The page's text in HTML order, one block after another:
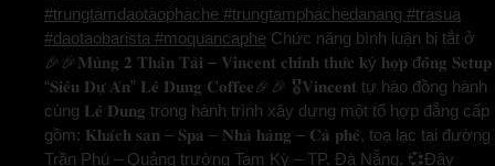
#trungtamdaotaophache #trungtamphachedanang #trasua
#daotaobarista #moquancaphe Chức năng bình luận bị tắt ở
🎉🎉𝐌𝐮̀𝐧𝐠 𝟐 𝐓𝐡𝐚̂̀𝐧 𝐓𝐚̀𝐢 – 𝐕𝐢𝐧𝐜𝐞𝐧𝐭 𝐜𝐡𝐢́𝐧𝐡 𝐭𝐡𝐮̛́𝐜 𝐤ý 𝐡𝐨̛̣𝐩 đ𝐨̂̀𝐧𝐠 𝐒𝐞𝐭𝐮𝐩
“𝐒𝐢𝐞̂𝐮 𝐃𝐮̛̣ 𝐀́𝐧” 𝐋𝐞̂ 𝐃𝐮𝐧𝐠 𝐂𝐨𝐟𝐟𝐞𝐞🎉🎉 🎖️𝐕𝐢𝐧𝐜𝐞𝐧𝐭 tự hào đồng hành
cùng 𝐋𝐞̂ 𝐃𝐮𝐧𝐠 trong hành trình xây dựng một tổ hợp đẳng cấp
gồm: 𝐊𝐡𝐚́𝐜𝐡 𝐬𝐚̣𝐧 – 𝐒𝐩𝐚 – 𝐍𝐡𝐚̀ 𝐡𝐚̀𝐧𝐠 – 𝐂𝐚̀ 𝐩𝐡𝐞̂, toạ lạc tại đường
Trần Phú – Quảng trường Tam Kỳ – TP. Đà Nẵng. 💞Đây